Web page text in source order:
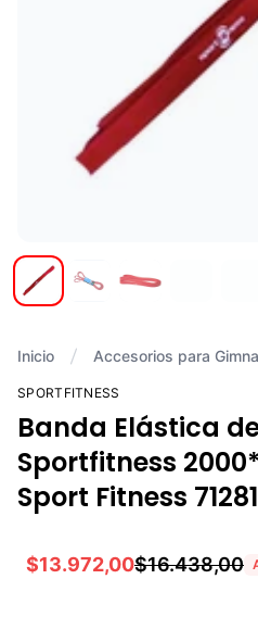
Inicio Accesorios para
SPORTFITNESS
Banda Elástica
Sportfitness
Sport Fitness 71281
$13.972,00$16.438,00